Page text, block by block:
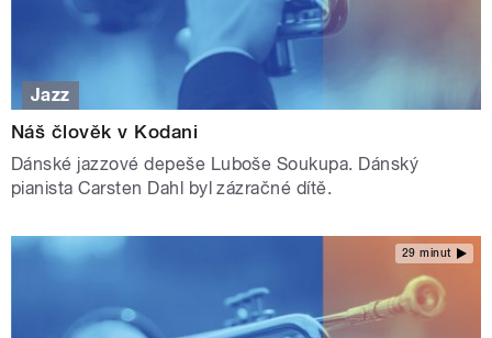
Jazz
Náš člověk v Kodani
Dánské jazzové depeše Luboše Soukupa. Dánský
pianista Carsten Dahl byl zázračné dítě.
29 minut